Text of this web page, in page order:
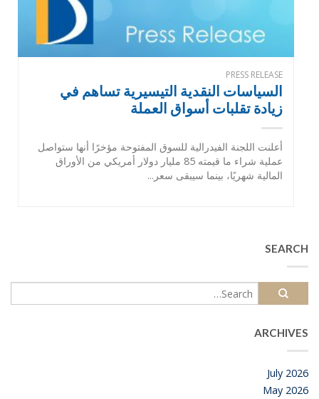
PRESS RELEASE
السياسات النقدية التيسيرية تساهم في
زيادة تقلبات أسواق العملة
أعلنت اللجنة الفيدرالية للسوق المفتوحة مؤخرًا أنها ستواصل
عملية شراء ما قيمته 85 مليار دولار أمريكي من الأوراق
المالية شهريًا، بينما سيبقى سعر...
SEARCH
ARCHIVES
July 2026
May 2026